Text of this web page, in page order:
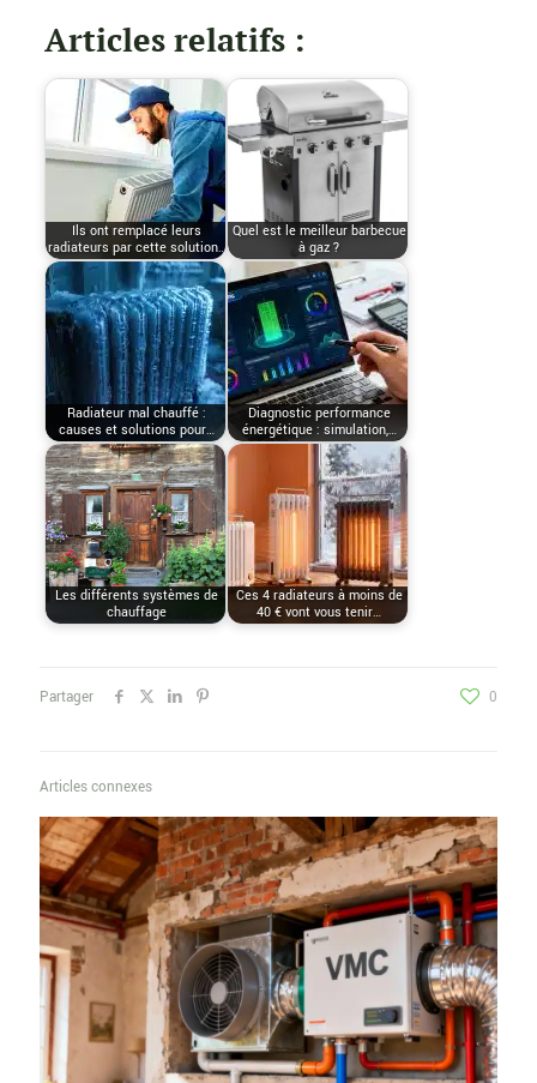
Articles relatifs :
Ils ont remplacé leurs
radiateurs par cette solution…
Quel est le meilleur barbecue
à gaz ?
Radiateur mal chauffé :
causes et solutions pour…
Diagnostic performance
énergétique : simulation,…
Les différents systèmes de
chauffage
Ces 4 radiateurs à moins de
40 € vont vous tenir…
Partager 0
Articles connexes